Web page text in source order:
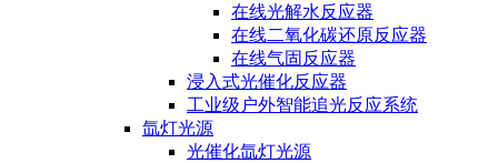
在线光解水反应器
在线二氧化碳还原反应器
在线气固反应器
浸入式光催化反应器
工业级户外智能追光反应系统
氙灯光源
光催化氙灯光源